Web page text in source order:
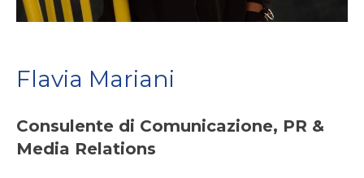
Flavia Mariani
Consulente di Comunicazione, PR &
Media Relations